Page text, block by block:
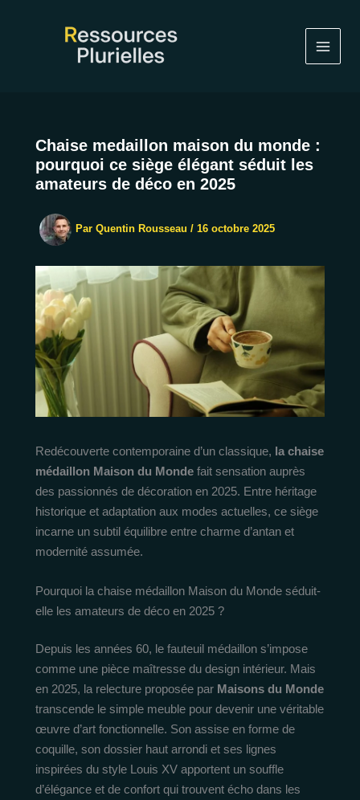
Chaise medaillon maison du monde :
pourquoi ce siège élégant séduit les
amateurs de déco en 2025
Par Quentin Rousseau / 16 octobre 2025
Redécouverte contemporaine d’un classique, la chaise
médaillon Maison du Monde fait sensation auprès
des passionnés de décoration en 2025. Entre héritage
historique et adaptation aux modes actuelles, ce siège
incarne un subtil équilibre entre charme d’antan et
modernité assumée.
Pourquoi la chaise médaillon Maison du Monde séduit-
elle les amateurs de déco en 2025 ?
Depuis les années 60, le fauteuil médaillon s’impose
comme une pièce maîtresse du design intérieur. Mais
en 2025, la relecture proposée par Maisons du Monde
transcende le simple meuble pour devenir une véritable
œuvre d’art fonctionnelle. Son assise en forme de
coquille, son dossier haut arrondi et ses lignes
inspirées du style Louis XV apportent un souffle
d’élégance et de confort qui trouvent écho dans les